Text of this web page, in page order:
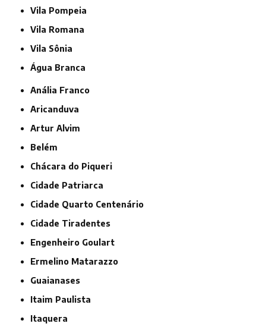
Vila Pompeia
Vila Romana
Vila Sônia
Água Branca
Anália Franco
Aricanduva
Artur Alvim
Belém
Chácara do Piqueri
Cidade Patriarca
Cidade Quarto Centenário
Cidade Tiradentes
Engenheiro Goulart
Ermelino Matarazzo
Guaianases
Itaim Paulista
Itaquera